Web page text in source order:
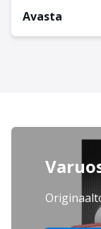
Avasta